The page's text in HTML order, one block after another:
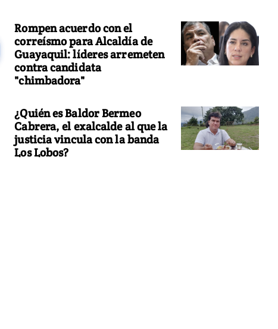
Rompen acuerdo con el
correísmo para Alcaldía de
Guayaquil: líderes arremeten
contra candidata
"chimbadora"
¿Quién es Baldor Bermeo
Cabrera, el exalcalde al que la
justicia vincula con la banda
Los Lobos?